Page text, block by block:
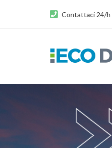
Contattaci 24/h